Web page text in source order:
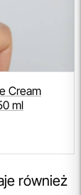
Cream
ml
również